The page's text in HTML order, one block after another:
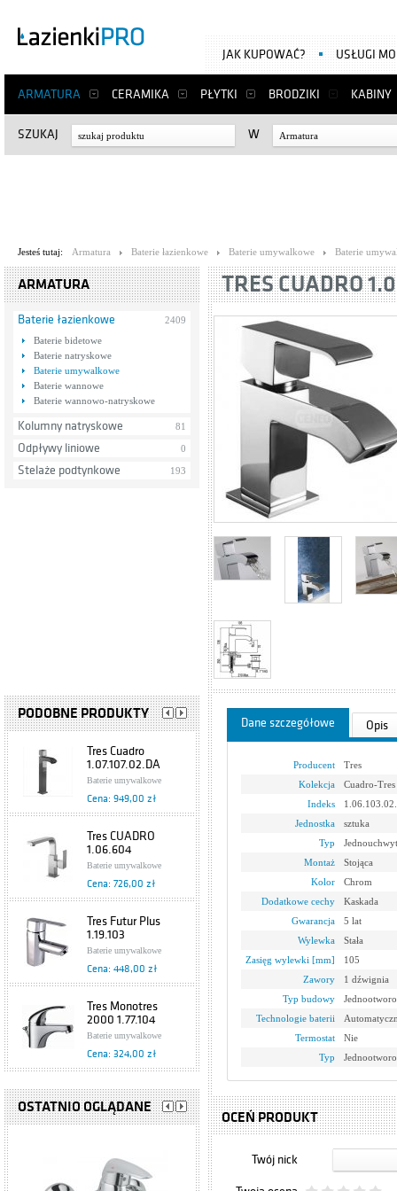
ARMATURA CERAMIKA PŁYTKI BRODZIKI KABINY
JAK KUPOWAĆ? USŁUGI
SZUKAJ W Armatura
Jesteś tutaj: Armatura Baterie łazienkowe Baterie umywalkowe Baterie
ARMATURA
Baterie łazienkowe
2409
Baterie bidetowe
Baterie natryskowe
Baterie umywalkowe
Baterie wannowe
Baterie wannowo-natryskowe
Kolumny natryskowe 81
Odpływy liniowe 0
Stelaże podtynkowe 193
PODOBNE PRODUKTY
Tres Cuadro
1.07.107.02.DA
Baterie umywalkowe
Cena: 949,00 zł
Tres CUADRO
1.06.604
Baterie umywalkowe
Cena: 726,00 zł
Tres Futur Plus
1.19.103
Baterie umywalkowe
Cena: 448,00 zł
Tres Monotres
2000 1.77.104
Baterie umywalkowe
Cena: 324,00 zł
Tres Eco
1.70.103.02
Baterie umywalkowe
Bateria
OSTATNIO OGLĄDANE
TRES CUADRO
Dane szczegółowe Opis
Producent
Tres
Kolekcja
Cuadro-Tres
Indeks
Jednostka
sztuka
Typ
Montaż
Stojąca
Kolor
Chrom
Dodatkowe cechy
Kaskada
Gwarancja
5 lat
Wylewka
Stała
Zasięg wylewki [mm]
105
Zawory
1 dźwignia
Typ budowy
Technologie baterii
Termostat
Nie
Typ
OCEŃ PRODUKT
Twój nick